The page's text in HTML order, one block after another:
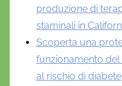
produzione di
staminali in
Scoperta una
funzionamento
al rischio di diabete